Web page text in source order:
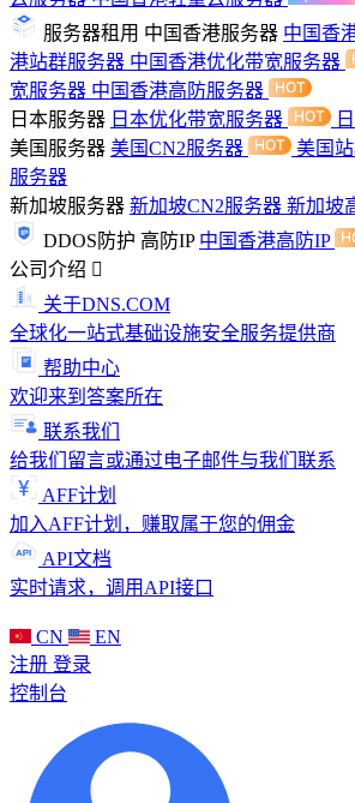
服务器租用 中国香港服务器 中国香
港站群服务器 中国香港优化带宽服务器
宽服务器 中国香港高防服务器
日本服务器 日本优化带宽服务器
美国服务器 美国CN2服务器 美国
服务器
新加坡服务器 新加坡CN2服务器 新加坡
DDOS防护 高防IP 中国香港高防IP
公司介绍
关于DNS.COM
全球化一站式基础设施安全服务提供商
帮助中心
欢迎来到答案所在
联系我们
给我们留言或通过电子邮件与我们联系
AFF计划
加入AFF计划，赚取属于您的佣金
API文档
实时请求，调用API接口
CN
EN
注册 登录
控制台